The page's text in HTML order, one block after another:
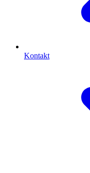
Kontakt